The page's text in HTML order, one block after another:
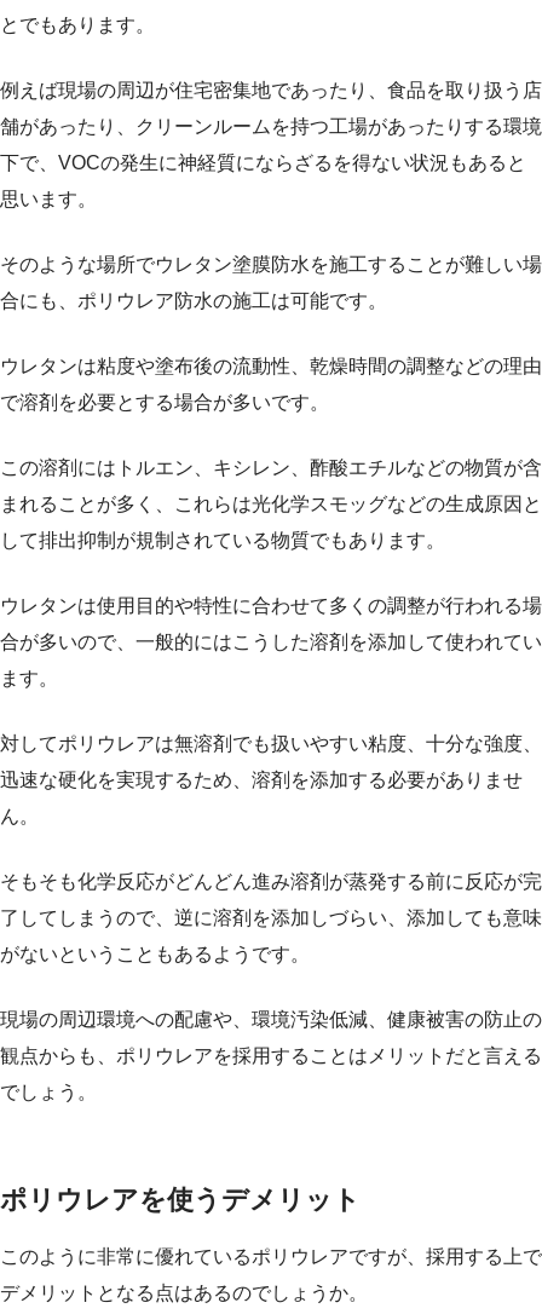
とでもあります。
例えば現場の周辺が住宅密集地であったり、食品を取り扱う店
舗があったり、クリーンルームを持つ工場があったりする環境
下で、VOCの発生に神経質にならざるを得ない状況もあると
思います。
そのような場所でウレタン塗膜防水を施工することが難しい場
合にも、ポリウレア防水の施工は可能です。
ウレタンは粘度や塗布後の流動性、乾燥時間の調整などの理由
で溶剤を必要とする場合が多いです。
この溶剤にはトルエン、キシレン、酢酸エチルなどの物質が含
まれることが多く、これらは光化学スモッグなどの生成原因と
して排出抑制が規制されている物質でもあります。
ウレタンは使用目的や特性に合わせて多くの調整が行われる場
合が多いので、一般的にはこうした溶剤を添加して使われてい
ます。
対してポリウレアは無溶剤でも扱いやすい粘度、十分な強度、
迅速な硬化を実現するため、溶剤を添加する必要がありませ
ん。
そもそも化学反応がどんどん進み溶剤が蒸発する前に反応が完
了してしまうので、逆に溶剤を添加しづらい、添加しても意味
がないということもあるようです。
現場の周辺環境への配慮や、環境汚染低減、健康被害の防止の
観点からも、ポリウレアを採用することはメリットだと言える
でしょう。
ポリウレアを使うデメリット
このように非常に優れているポリウレアですが、採用する上で
デメリットとなる点はあるのでしょうか。